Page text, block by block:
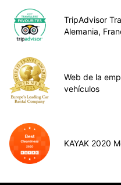
TripAdvisor
Alemania,
Web de la
vehículos
KAYAK 2020